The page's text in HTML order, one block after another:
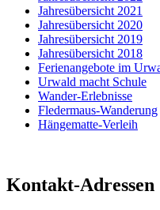
Jahresübersicht 2021
Jahresübersicht 2020
Jahresübersicht 2019
Jahresübersicht 2018
Ferienangebote im
Urwald macht Schule
Wander-Erlebnisse
Fledermaus-Wanderung
Hängematte-Verleih
Kontakt-Adressen